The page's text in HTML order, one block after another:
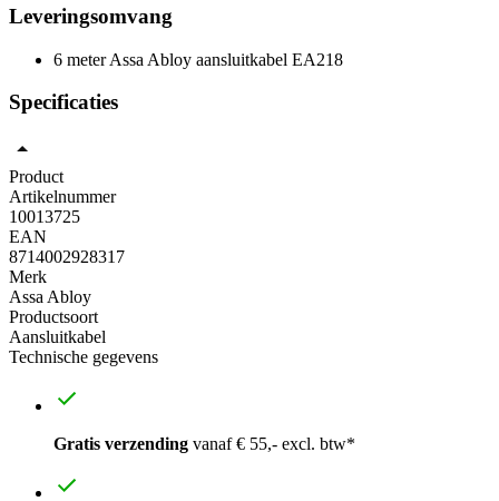
Leveringsomvang
6 meter Assa Abloy aansluitkabel EA218
Specificaties
Product
Artikelnummer
10013725
EAN
8714002928317
Merk
Assa Abloy
Productsoort
Aansluitkabel
Technische gegevens
Gratis verzending vanaf € 55,- excl. btw*